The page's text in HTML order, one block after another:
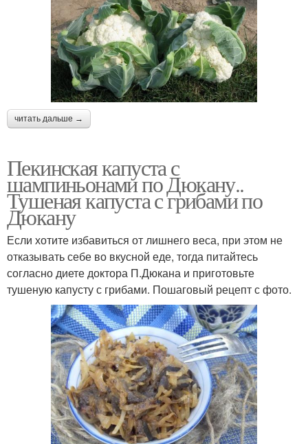
читать дальше →
Пекинская капуста с
шампиньонами по Дюкану..
Тушеная капуста с грибами по
Дюкану
Если хотите избавиться от лишнего веса, при этом не
отказывать себе во вкусной еде, тогда питайтесь
согласно диете доктора П.Дюкана и приготовьте
тушеную капусту с грибами. Пошаговый рецепт с фото.